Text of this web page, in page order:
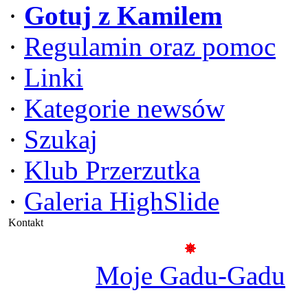
· Gotuj z Kamilem
· Regulamin oraz pomoc
· Linki
· Kategorie newsów
· Szukaj
· Klub Przerzutka
· Galeria HighSlide
Kontakt
Moje Gadu-Gadu